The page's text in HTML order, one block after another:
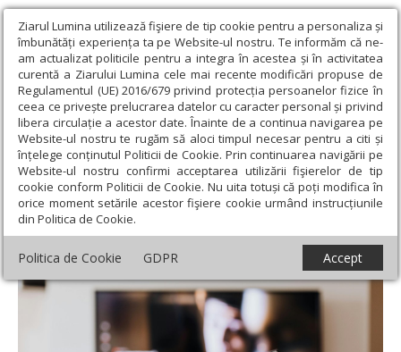
Ziarul Lumina utilizează fişiere de tip cookie pentru a personaliza și
îmbunătăți experiența ta pe Website-ul nostru. Te informăm că ne-
am actualizat politicile pentru a integra în acestea și în activitatea
curentă a Ziarului Lumina cele mai recente modificări propuse de
Regulamentul (UE) 2016/679 privind protecția persoanelor fizice în
ceea ce privește prelucrarea datelor cu caracter personal și privind
libera circulație a acestor date. Înainte de a continua navigarea pe
Website-ul nostru te rugăm să aloci timpul necesar pentru a citi și
înțelege conținutul Politicii de Cookie. Prin continuarea navigării pe
Website-ul nostru confirmi acceptarea utilizării fişierelor de tip
cookie conform Politicii de Cookie. Nu uita totuși că poți modifica în
orice moment setările acestor fişiere cookie urmând instrucțiunile
din Politica de Cookie.
Politica de Cookie GDPR Accept
Ziarul Lumina › Educaţie și Cultură › Cultură › Program de ştiri în
limba română la televiziunea poloneză
Program de ştiri în limba română la
televiziunea poloneză